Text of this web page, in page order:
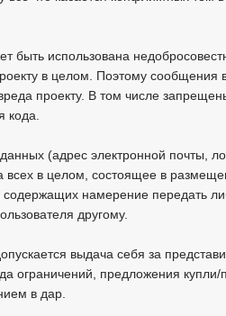
быть использована
в целом. Поэтому сообщения
проекту. В том числе
кода.
(адрес электронной почты,
в целом, состоящее в
намерение передать
другому.
выдача себя за
ограничений, предложения купли/
в дар.